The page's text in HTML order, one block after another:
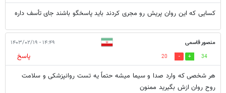
کسایی که این روان پریش رو مجری کردند باید پاسخگو باشند جای تأسف داره
منصور قاسمی ۱۴:۴۹ - ۱۴۰۳/۰۲/۱۹
34
20
پاسخ
هر شخصی که وارد صدا و سیما میشه حتماً یه تست روانپزشکی و سلامت
روح روان ازش بگیرید ممنون